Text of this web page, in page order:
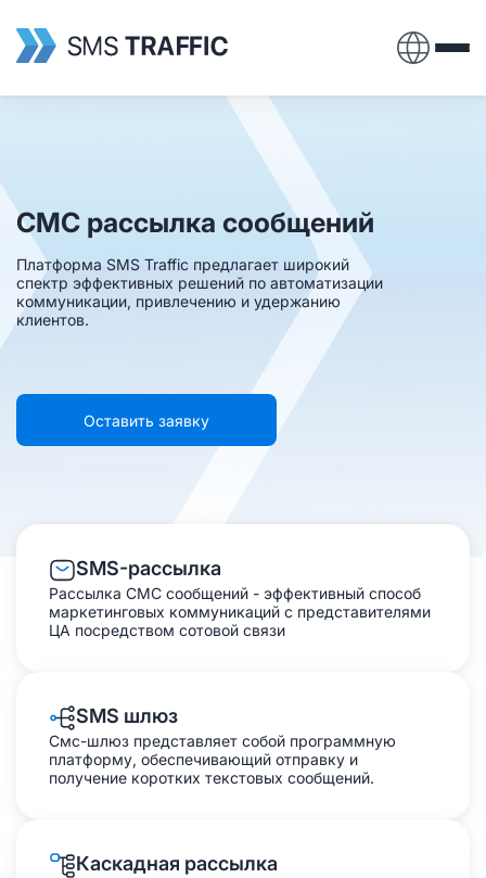
СМС рассылка сообщений
Платформа SMS Traffic предлагает широкий
спектр эффективных решений по автоматизации
коммуникации, привлечению и удержанию
клиентов.
Оставить заявку
Платформы и продукты для
SMS-рассылка
Рассылка СМС сообщений - эффективный способ
маркетинговых коммуникаций с представителями
ЦА посредством сотовой связи
SMS шлюз
Смс-шлюз представляет собой программную
платформу, обеспечивающий отправку и
получение коротких текстовых сообщений.
Каскадная рассылка